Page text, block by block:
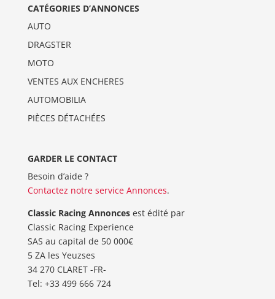
CATÉGORIES D’ANNONCES
AUTO
DRAGSTER
MOTO
VENTES AUX ENCHERES
AUTOMOBILIA
PIÈCES DÉTACHÉES
GARDER LE CONTACT
Besoin d’aide ?
Contactez notre service Annonces.
Classic Racing Annoncesest édité par
Classic Racing Experience
SAS au capital de 50 000€
5 ZA les Yeuzses
34 270 CLARET -FR-
Tel: ‭+33 499 666 724‬